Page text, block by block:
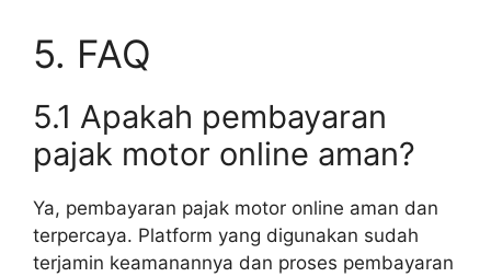
5. FAQ
5.1 Apakah pembayaran
pajak motor online aman?
Ya, pembayaran pajak motor online aman dan
terpercaya. Platform yang digunakan sudah
terjamin keamanannya dan proses pembayaran